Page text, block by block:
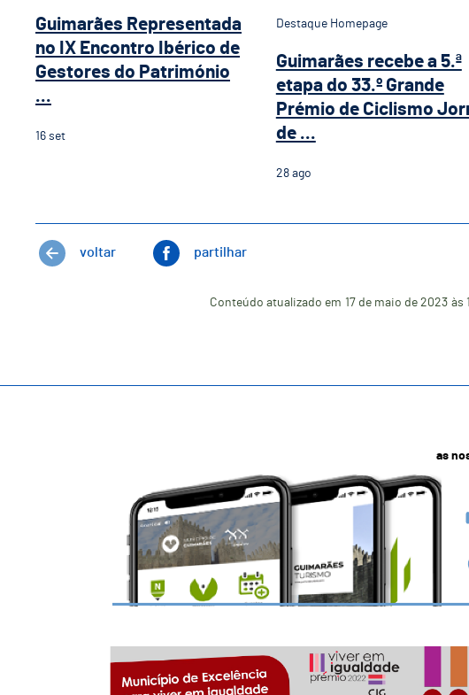
Guimarães Representada
no IX Encontro Ibérico de
Gestores do Património
...
16 set
Destaque Homepage
Guimarães recebe a 5.ª
etapa do 33.º Grande
Prémio de Ciclismo
de ...
28 ago
voltar partilhar
Conteúdo atualizado em 17 de maio de 2023 às
as